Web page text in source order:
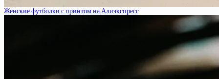
Женские футболки с принтом на Алиэкспресс